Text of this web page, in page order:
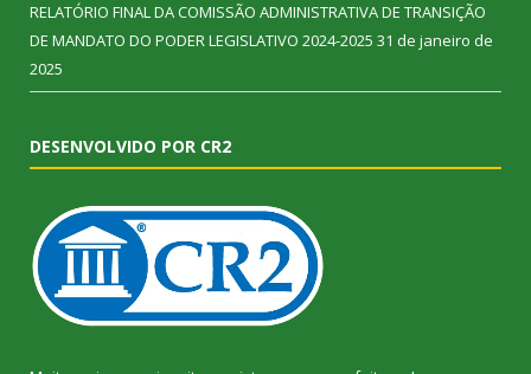
RELATÓRIO FINAL DA COMISSÃO ADMINISTRATIVA DE TRANSIÇÃO
DE MANDATO DO PODER LEGISLATIVO 2024-2025 31 de janeiro de
2025
DESENVOLVIDO POR CR2